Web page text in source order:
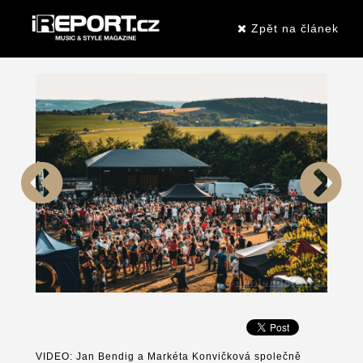
Zpět na článek
VIDEO: Jan Bendig a Markéta Konvičková společně